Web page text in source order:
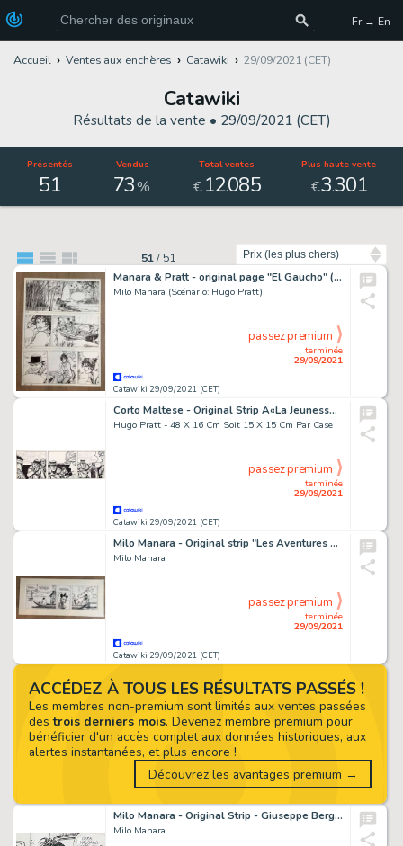
Fr → En
Accueil Ventes aux enchères Catawiki 29/09/2021 (CET)
Catawiki
Résultats de la vente • 29/09/2021 (CET)
Présentés
51
Vendus
73%
Total ventes
€ 12.085
Plus haute vente
€3.301
51/ 51
Manara & Pratt - original page "El Gaucho" (p. 80) - Page volante - Exemplaire unique - (1994)
Milo Manara (Scénario: Hugo Pratt)
Catawiki 29/09/2021 (CET)
terminée
29/09/2021
passez premium
Corto Maltese - Original Strip Â«La Jeunesse de CortoÂ» - Page volante - (1981)
Hugo Pratt - 48 X 16 Cm Soit 15 X 15 Cm Par Case
Catawiki 29/09/2021 (CET)
terminée
29/09/2021
passez premium
Milo Manara - Original strip "Les Aventures de Giuseppe Bergman" (1980's) - Exemplaire unique
Milo Manara
Catawiki 29/09/2021 (CET)
terminée
29/09/2021
passez premium
Milo Manara - Original Strip - Giuseppe Bergman - Indian Adventures Strip 111 - Page volante - Exemplaire unique - (1990)
Milo Manara
ACCÉDEZ À TOUS LES RÉSULTATS PASSÉS !
Les membres non-premium sont limités aux ventes passées
destrois derniers mois. Devenez membre premium pour
bénéficier d'un accès complet aux données historiques, aux
alertes instantanées, et plus encore !
Découvrez les avantages premium →